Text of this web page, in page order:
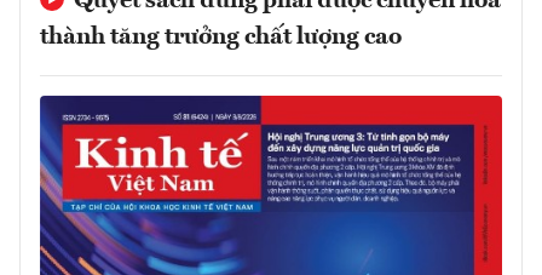
thành tăng trưởng chất lượng cao